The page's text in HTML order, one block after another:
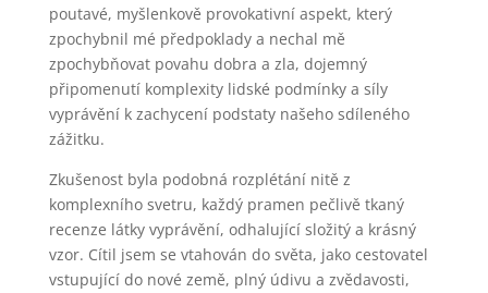
poutavé, myšlenkově provokativní aspekt, který
zpochybnil mé předpoklady a nechal mě
zpochybňovat povahu dobra a zla, dojemný
připomenutí komplexity lidské podmínky a síly
vyprávění k zachycení podstaty našeho sdíleného
zážitku.
Zkušenost byla podobná rozplétání nitě z
komplexního svetru, každý pramen pečlivě tkaný
recenze látky vyprávění, odhalující složitý a krásný
vzor. Cítil jsem se vtahován do světa, jako cestovatel
vstupující do nové země, plný údivu a zvědavosti,